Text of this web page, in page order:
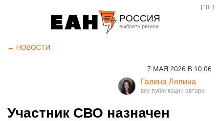
РОССИЯ
Курган
Оренбург
[18+]
← НОВОСТИ
7 МАЯ 2026 В 10:06
Галина Лепина
Участник СВО назначен